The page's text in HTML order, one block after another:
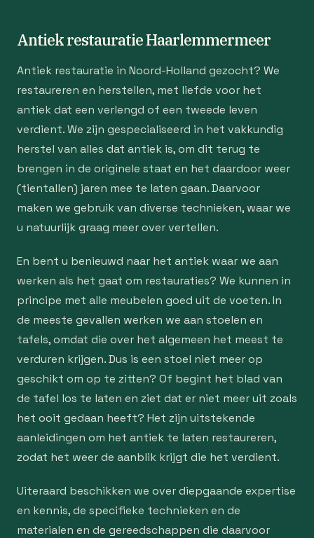
Antiek restauratie Haarlemmermeer
Antiek restauratie in Noord-Holland gezocht? We
restaureren en herstellen, met liefde voor het
antiek dat een verlengd of een tweede leven
verdient. We zijn gespecialiseerd in het vakkundig
herstel van alles dat antiek is, om dit terug te
brengen in de originele staat en het daardoor weer
(tientallen) jaren mee te laten gaan. Daarvoor
maken we gebruik van diverse technieken, waar we
u natuurlijk graag meer over vertellen.
En bent u benieuwd naar het antiek waar we aan
werken als het gaat om restauraties? We kunnen in
principe met alle meubelen goed uit de voeten. In
de meeste gevallen werken we aan stoelen en
tafels, omdat die over het algemeen het meest te
verduren krijgen. Dus is een stoel niet meer op
geschikt om op te zitten? Of begint het blad van
de tafel los te laten en ziet dat er niet meer uit zoals
het ooit gedaan heeft? Het zijn uitstekende
aanleidingen om het antiek te laten restaureren,
zodat het weer de aanblik krijgt die het verdient.
Uiteraard beschikken we over diepgaande expertise
en kennis, de specifieke technieken en de
materialen en de gereedschappen die daarvoor